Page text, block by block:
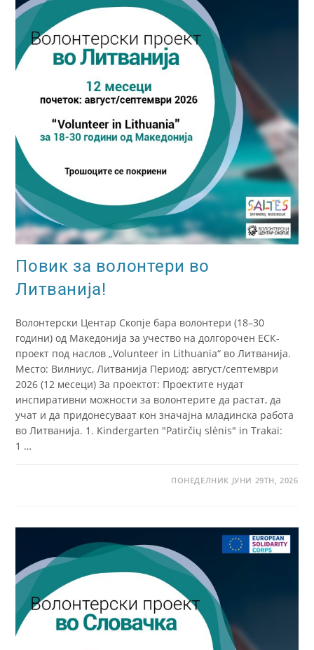
Повик за волонтери во
Литванија!
Волонтерски Центар Скопје бара волонтери (18–30
години) од Македонија за учество на долгорочен ЕСК-
проект под наслов „Volunteer in Lithuania“ во Литванија.
Место: Вилниус, Литванија Период: август/септември
2026 (12 месеци) За проектот: Проектите нудат
инспиративни можности за волонтерите да растат, да
учат и да придонесуваат кон значајна младинска работа
во Литванија. 1. Kindergarten "Patirčių slėnis" in Trakai:
1 …
ПОНЕДЕЛНИК ЈУНИ 29TH, 2026